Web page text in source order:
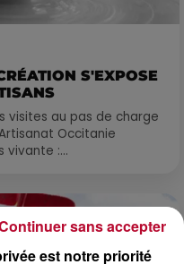
S'EXPOSE
visites au pas de charge
Occitanie
vivante :...
est notre priorité
sans accepter